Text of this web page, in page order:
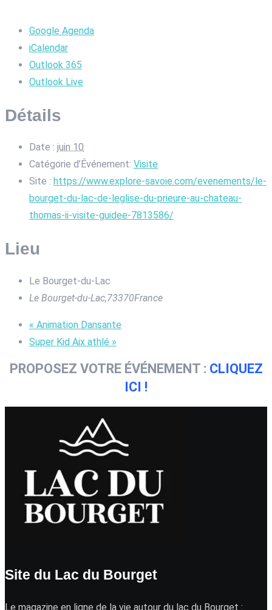
Google Agenda
iCalendar
Outlook 365
Outlook Live
Détails
Date : juin 10
Catégorie d’Événement: Visite
Site : https://www.explore-savoie.com/evenements/le-
bourget-du-lac-de-leglise-du-prieure-au-chateau-
thomas-ii-visite-guidee-7813586/
Lieu
Le Bourget-du-Lac
Le Bourget-du-Lac,73370France
« Animation Dansante
Super Kid Aix athlé »
PROPOSEZ VOTRE ÉVÉNEMENT : CLIQUEZ
ICI !
Site du Lac du Bourget
Le magazine en ligne de la vie autour du lac du Bourget :